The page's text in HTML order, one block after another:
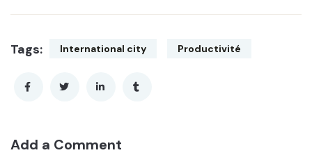
Tags: International city Productivité
Add a Comment